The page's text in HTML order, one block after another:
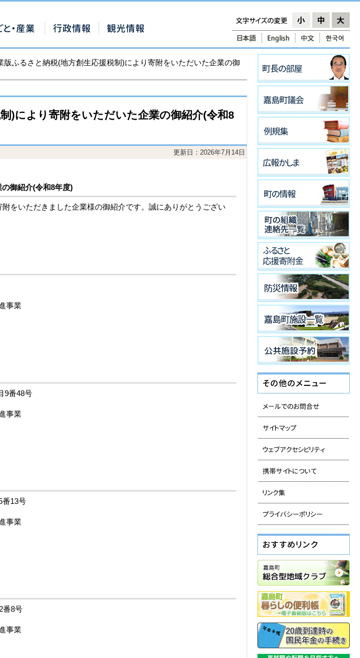
版ふるさと納税(地方創生応援税制)により寄附をいただいた企業の御
)により寄附をいただいた企業の御紹介(令和8
更新日：2026年7月14日
御紹介(令和8年度)
をいただきました企業様の御紹介です。誠にありがとうござい
事業
9番48号
事業
番13号
事業
番8号
事業